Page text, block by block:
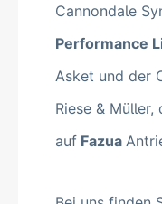
Cannondale
Performance
Asket und der
Riese & Müller,
auf Fazua